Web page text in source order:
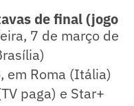
de final (jogo
7 de março de
em Roma (Itália)
paga) e Star+